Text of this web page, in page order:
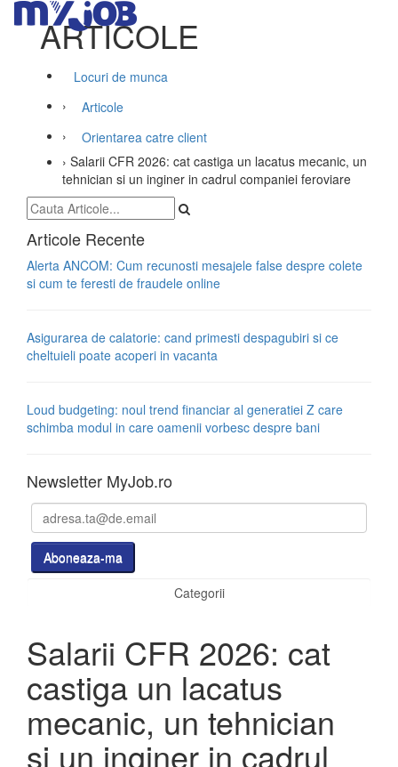
ARTICOLE
Locuri de munca
›
Articole
›
Orientarea catre client
› Salarii CFR 2026: cat castiga un lacatus mecanic, un
tehnician si un inginer in cadrul companiei feroviare
Articole Recente
Alerta ANCOM: Cum recunosti mesajele false despre colete
si cum te feresti de fraudele online
Asigurarea de calatorie: cand primesti despagubiri si ce
cheltuieli poate acoperi in vacanta
Loud budgeting: noul trend financiar al generatiei Z care
schimba modul in care oamenii vorbesc despre bani
Newsletter MyJob.ro
Categorii
Salarii CFR 2026: cat
castiga un lacatus
mecanic, un tehnician
si un inginer in cadrul